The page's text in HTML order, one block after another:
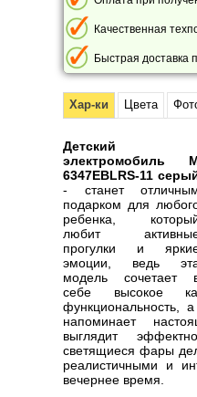
Качественная
Быстрая доставка
Хар-ки Цвета
Детский
электромобиль
6347EBLRS-11
- станет
подарком для
ребенка,
любит
прогулки и
эмоции, ведь
модель сочетает
себе высокое
функциональность,
напоминает
выглядит
светящиеся фары
реалистичными и
вечернее время.